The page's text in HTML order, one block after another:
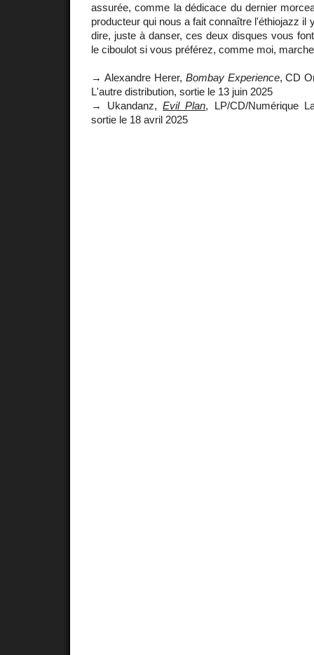
assurée, comme la dédicace du dernier
producteur qui nous a fait connaître l'éthiojazz il
dire, juste à danser, ces deux disques vous
le ciboulot si vous préférez, comme moi,
→ Alexandre Herer, Bombay Experience, CD
L'autre distribution, sortie le 13 juin 2025
→ Ukandanz,Evil Plan, LP/CD/Numérique
sortie le 18 avril 2025